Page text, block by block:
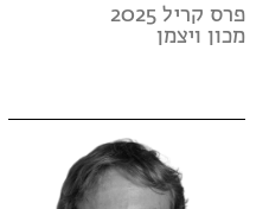
פרס קריל 2025
מכון ויצמן